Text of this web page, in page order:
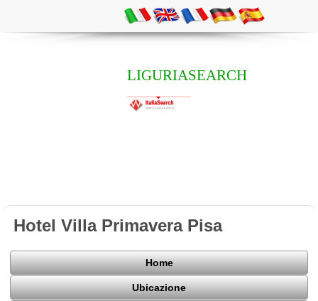
LIGURIASEARCH
Hotel Villa Primavera Pisa
Home
Ubicazione